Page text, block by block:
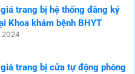
trang bị hệ thống đăng ký
Khoa khám bệnh BHYT
2024
trang bị cửa tự động phòng